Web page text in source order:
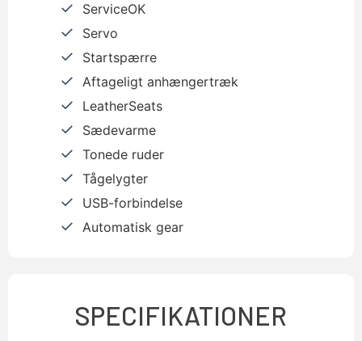
ServiceOK
Servo
Startspærre
Aftageligt anhængertræk
LeatherSeats
Sædevarme
Tonede ruder
Tågelygter
USB-forbindelse
Automatisk gear
SPECIFIKATIONER